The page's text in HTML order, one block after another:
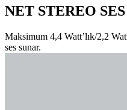
NET STEREO SES
Maksimum 4,4 Watt’lık/2,2
ses sunar.